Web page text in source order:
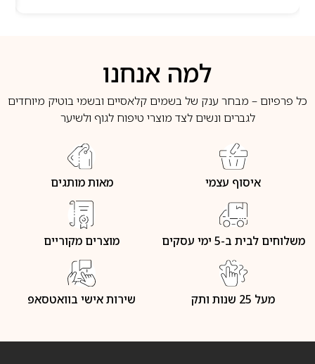
למה אנחנו
כל פרפיום – מבחר ענק של בשמים קלאסיים ובשמי בוטיק מיוחדים
לגברים ונשים לצד מוצרי טיפוח לגוף ולשיער
איסוף עצמי מאות מותגים
משלוחים לבית ב-5 ימי עסקים מוצרים מקוריים
מעל 25 שנות ותק שירות אישי בוואטסאפ